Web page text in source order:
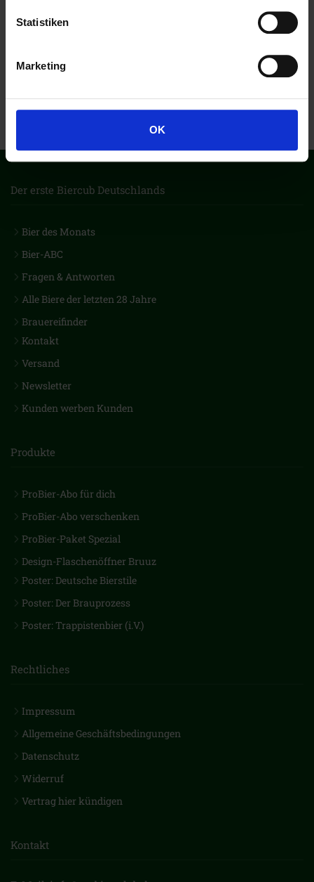
Statistiken
Marketing
OK
Der erste Biercub Deutschlands
Bier des Monats
Bier-ABC
Fragen & Antworten
Alle Biere der letzten 28 Jahre
Brauereifinder
Kontakt
Versand
Newsletter
Kunden werben Kunden
Produkte
ProBier-Abo für dich
ProBier-Abo verschenken
ProBier-Paket Spezial
Design-Flaschenöffner Bruuz
Poster: Deutsche Bierstile
Poster: Der Brauprozess
Poster: Trappistenbier (i.V.)
Rechtliches
Impressum
Allgemeine Geschäftsbedingungen
Datenschutz
Widerruf
Vertrag hier kündigen
Kontakt